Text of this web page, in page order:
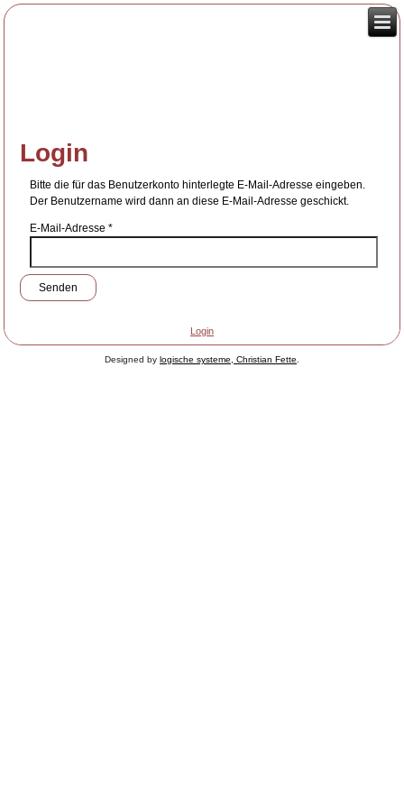
Login
Bitte die für das Benutzerkonto hinterlegte E-Mail-Adresse eingeben.
Der Benutzername wird dann an diese E-Mail-Adresse geschickt.
E-Mail-Adresse *
Senden
Login
Designed by logische systeme, Christian Fette